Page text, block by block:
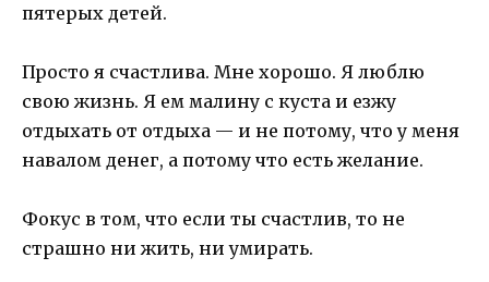
пятерых детей.
Просто я счастлива. Мне хорошо. Я люблю
свою жизнь. Я ем малину с куста и езжу
отдыхать от отдыха — и не потому, что у меня
навалом денег, а потому что есть желание.
Фокус в том, что если ты счастлив, то не
страшно ни жить, ни умирать.